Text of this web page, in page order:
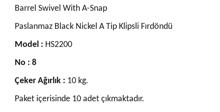
Barrel Swivel With A-Snap
Paslanmaz Black Nickel A Tip Klipsli Fırdöndü
Model : HS2200
No : 8
Çeker Ağırlık : 10 kg.
Paket içerisinde 10 adet çıkmaktadır.